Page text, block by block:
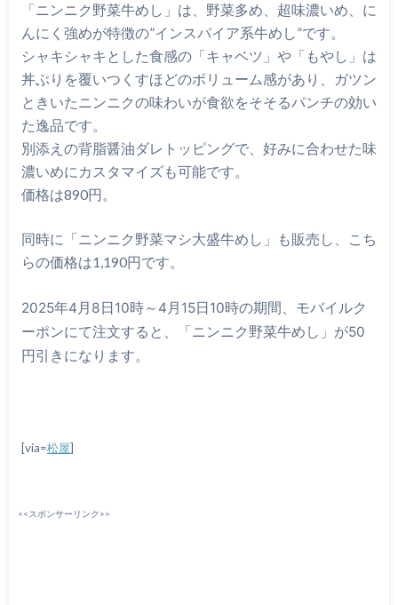
「ニンニク野菜牛めし」は、野菜多め、超味濃いめ、に
んにく強めが特徴の”インスパイア系牛めし”です。
シャキシャキとした食感の「キャベツ」や「もやし」は
丼ぶりを覆いつくすほどのボリューム感があり、ガツン
ときいたニンニクの味わいが食欲をそそるパンチの効い
た逸品です。
別添えの背脂醤油ダレトッピングで、好みに合わせた味
濃いめにカスタマイズも可能です。
価格は890円。
同時に「ニンニク野菜マシ大盛牛めし」も販売し、こち
らの価格は1,190円です。
2025年4月8日10時～4月15日10時の期間、モバイルク
ーポンにて注文すると、「ニンニク野菜牛めし」が50
円引きになります。
[via=松屋]
<<スポンサーリンク>>